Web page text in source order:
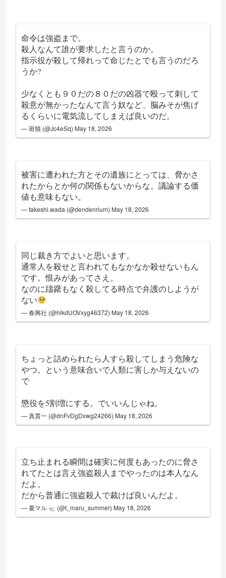
命令は強盗まで。
殺人なんて誰が要求したと言うのか。
指示役が殺して帰れって命じたとでも言うのだろ
うか?
少なくとも９０だの８０だの凶器で殴って刺して
殺意が無かったなんて言う奴など、脳みそが焦げ
るくらいに電気流してしまえば良いのだ。
— 斑猫 (@Jc4eSq) May 18, 2026
被害に遭われた方とその遺族にとっては、脅かさ
れたからとか何の関係もないからな。議論する価
値も意味もない。
— takeshi.wada (@dendenrium) May 18, 2026
同じ裁き方でよいと思います。
通常人を殺せと言われてもなかなか殺せないもん
です。恨みがあってさえ。
なのに躊躇もなく殺してる時点で弁護のしようが
ない
— 春興社 (@hlkdUOVxyg46372) May 18, 2026
ちょっと詰められたら人すら殺してしまう危険な
やつ。という意味合いで人類に害しか与えないの
で
懲役を5割増にする。でいいんじゃね。
— 真貫一 (@dnFvDgDxwg24266) May 18, 2026
立ち止まれる瞬間は確実に何度もあったのに脅さ
れてたとは言え強盗殺人までやったのは本人なん
だよ。
だから普通に強盗殺人で裁けば良いんだよ。
— 夏マル (@t_maru_summer) May 18, 2026